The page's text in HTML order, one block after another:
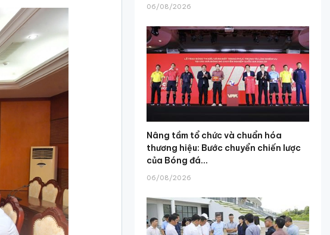
06/08/2026
Nâng tầm tổ chức và chuẩn hóa
thương hiệu: Bước chuyển chiến lược
của Bóng đá...
06/08/2026